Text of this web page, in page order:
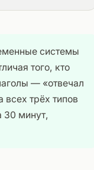
системы
того, кто
— «отвечал
трёх типов
30 минут,